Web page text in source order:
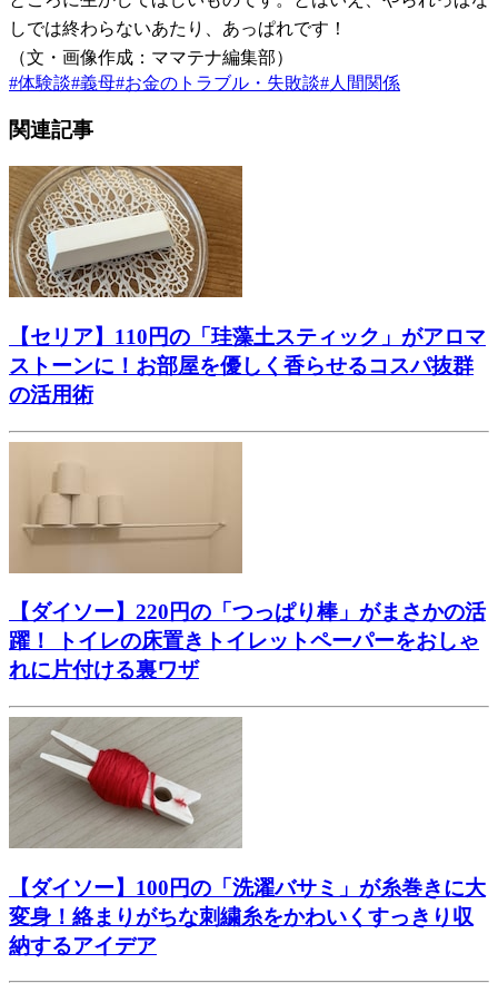
しでは終わらないあたり、あっぱれです！
（文・画像作成：ママテナ編集部）
#体験談#義母#お金のトラブル・失敗談#人間関係
関連記事
【セリア】110円の「珪藻土スティック」がアロマ
ストーンに！お部屋を優しく香らせるコスパ抜群
の活用術
【ダイソー】220円の「つっぱり棒」がまさかの活
躍！ トイレの床置きトイレットペーパーをおしゃ
れに片付ける裏ワザ
【ダイソー】100円の「洗濯バサミ」が糸巻きに大
変身！絡まりがちな刺繍糸をかわいくすっきり収
納するアイデア